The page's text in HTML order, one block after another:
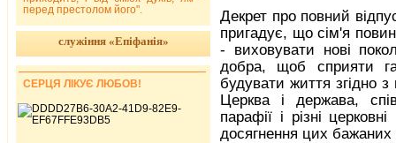
Декрет про повний
пригадує, що сім'я
- виховувати нові
добра, щоб сприяти
будувати життя згідно
Церква і держава,
парафії і різні
досягнення цих бажаних
перед престолом його".
служіння «Епіфанія»
СЕРЦЯ ЛІКУЄ ЛЮБОВ!